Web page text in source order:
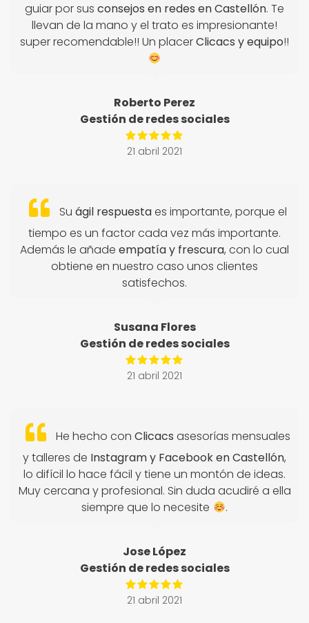
guiar por sus consejos en redes en Castellón. Te
llevan de la mano y el trato es impresionante!
super recomendable!! Un placerClicacs y equipo!!
Roberto Perez
Gestión de redes sociales
21 abril 2021
Su ágil respuestaes importante, porque el
tiempo es un factor cada vez más importante.
Además le añade empatía y frescura, con lo cual
obtiene en nuestro caso unos clientes
satisfechos.
Susana Flores
Gestión de redes sociales
21 abril 2021
He hecho con Clicacs asesorías mensuales
y talleres de Instagram y Facebook en Castellón,
lo difícil lo hace fácil y tiene un montón de ideas.
Muy cercana y profesional. Sin duda acudiré a ella
siempre que lo necesite
.
Jose López
Gestión de redes sociales
21 abril 2021